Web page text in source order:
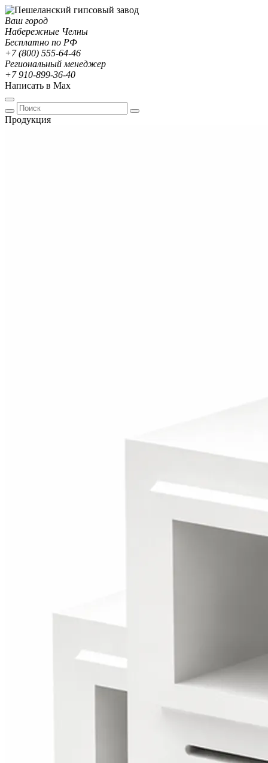
Ваш город
Набережные Челны
Бесплатно по РФ
+7 (800) 555-64-46
Региональный менеджер
+7 910-899-36-40
Написать в Max
Продукция